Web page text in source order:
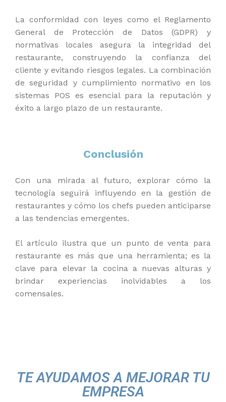
La conformidad con leyes como el Reglamento
General de Protección de Datos (GDPR) y
normativas locales asegura la integridad del
restaurante, construyendo la confianza del
cliente y evitando riesgos legales. La combinación
de seguridad y cumplimiento normativo en los
sistemas POS es esencial para la reputación y
éxito a largo plazo de un restaurante.
Conclusión
Con una mirada al futuro, explorar cómo la
tecnología seguirá influyendo en la gestión de
restaurantes y cómo los chefs pueden anticiparse
a las tendencias emergentes.
El artículo ilustra que un punto de venta para
restaurante es más que una herramienta; es la
clave para elevar la cocina a nuevas alturas y
brindar experiencias inolvidables a los
comensales.
TE AYUDAMOS A MEJORAR TU
EMPRESA